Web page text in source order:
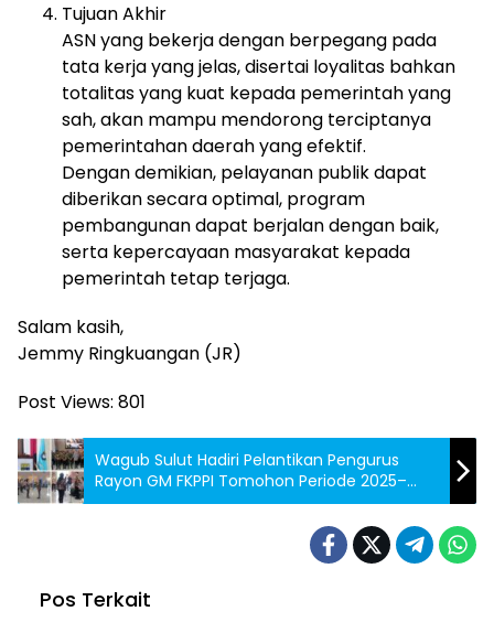
Tujuan Akhir
ASN yang bekerja dengan berpegang pada
tata kerja yang jelas, disertai loyalitas bahkan
totalitas yang kuat kepada pemerintah yang
sah, akan mampu mendorong terciptanya
pemerintahan daerah yang efektif.
Dengan demikian, pelayanan publik dapat
diberikan secara optimal, program
pembangunan dapat berjalan dengan baik,
serta kepercayaan masyarakat kepada
pemerintah tetap terjaga.
Salam kasih,
Jemmy Ringkuangan (JR)
Post Views: 801
Wagub Sulut Hadiri Pelantikan Pengurus
Rayon GM FKPPI Tomohon Periode 2025–
2030
Pos Terkait